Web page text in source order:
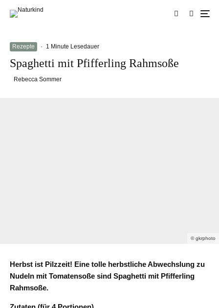
Rezepte · 1 Minute Lesedauer
Spaghetti mit Pfifferling Rahmsoße
Rebecca Sommer
© gkrphoto
Herbst ist Pilzzeit! Eine tolle herbstliche Abwechslung zu
Nudeln mit Tomatensoße sind Spaghetti mit Pfifferling
Rahmsoße.